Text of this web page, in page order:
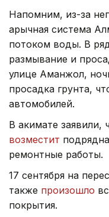
Напомним, из-за
арычная система
потоком воды. В
размывание и
улице Аманжол,
просадка грунта,
автомобилей.
В акимате заявили,
возместит
ремонтные работы.
17 сентября на
также произошло
покрытия.